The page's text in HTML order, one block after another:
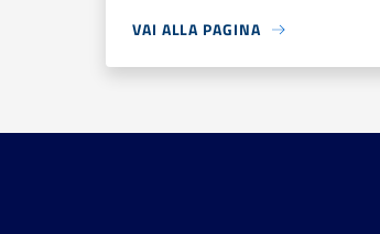
VAI ALLA PAGINA